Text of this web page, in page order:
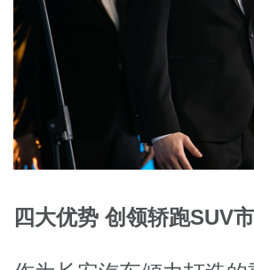
四大优势 创领轿跑SUV